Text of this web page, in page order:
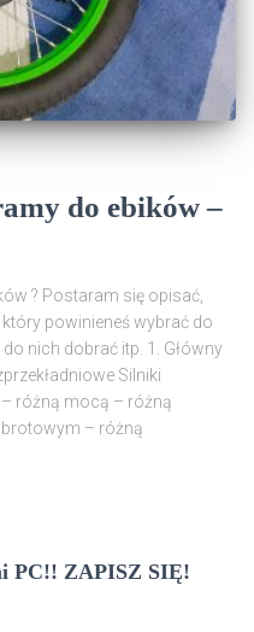
do ebików –
? Postaram się opisać,
powinieneś wybrać do
nich dobrać itp. 1. Główny
Silniki
różną mocą – różną
– różną
PC!! ZAPISZ SIĘ!